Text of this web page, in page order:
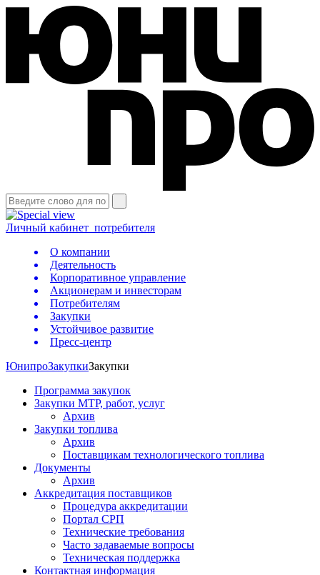
Личный кабинет потребителя
О компании
Деятельность
Корпоративное управление
Акционерам и инвесторам
Потребителям
Закупки
Устойчивое развитие
Пресс-центр
ЮнипроЗакупкиЗакупки
Программа закупок
Закупки МТР, работ, услуг
Архив
Закупки топлива
Архив
Поставщикам технологического топлива
Документы
Архив
Аккредитация поставщиков
Процедура аккредитации
Портал СРП
Технические требования
Часто задаваемые вопросы
Техническая поддержка
Контактная информация